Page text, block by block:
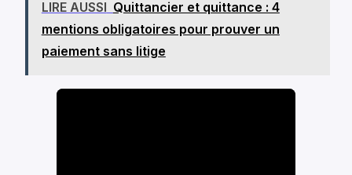
LIRE AUSSI Quittancier et quittance : 4
mentions obligatoires pour prouver un
paiement sans litige